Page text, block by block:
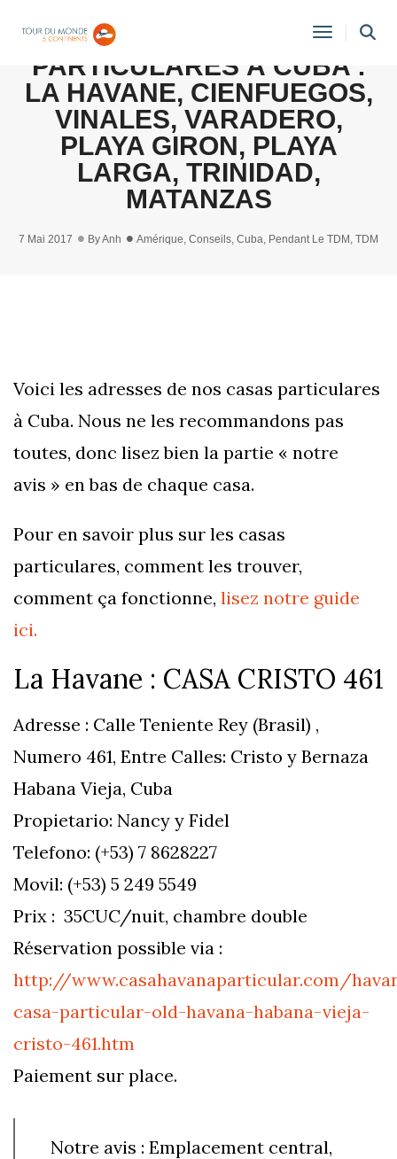
Toggle
NOS ADRESSES DE CASAS
PARTICULARES À CUBA :
LA HAVANE, CIENFUEGOS,
VINALES, VARADERO,
PLAYA GIRON, PLAYA
LARGA, TRINIDAD,
MATANZAS
7 Mai 2017 ByAnh Amérique, Conseils, Cuba, Pendant Le TDM , TDM
Voici les adresses de nos casas particulares
à Cuba. Nous ne les recommandons pas
toutes, donc lisez bien la partie « notre
avis » en bas de chaque casa.
Pour en savoir plus sur les casas
particulares, comment les trouver,
comment ça fonctionne, lisez notre guide
ici.
La Havane : CASA CRISTO 461
Adresse : Calle Teniente Rey (Brasil) ,
Numero 461, Entre Calles: Cristo y Bernaza
Habana Vieja, Cuba
Propietario: Nancy y Fidel
Telefono: (+53) 7 8628227
Movil: (+53) 5 249 5549
Prix : 35CUC/nuit, chambre double
Réservation possible via :
http://www.casahavanaparticular.com/
casa-particular-old-havana-habana-vieja-
cristo-461.htm
Paiement sur place.
Notre avis : Emplacement central,